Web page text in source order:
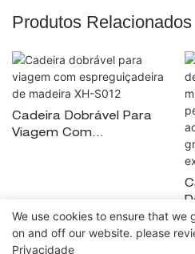
Produtos Relacionados
Cadeira Dobrável Para
Viagem Com
We use cookies to ensure that we
on and off our website. please
Privacidade